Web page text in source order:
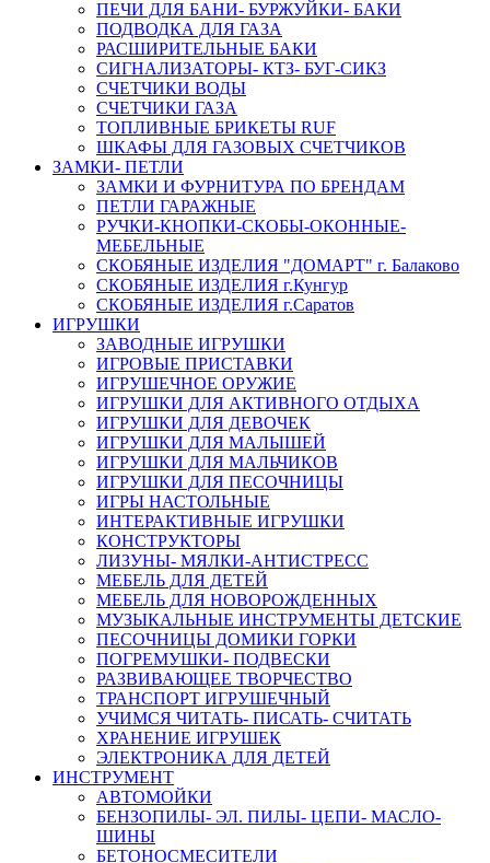
ПЕЧИ ДЛЯ БАНИ- БУРЖУЙКИ- БАКИ
ПОДВОДКА ДЛЯ ГАЗА
РАСШИРИТЕЛЬНЫЕ БАКИ
СИГНАЛИЗАТОРЫ- КТЗ- БУГ-СИКЗ
СЧЕТЧИКИ ВОДЫ
СЧЕТЧИКИ ГАЗА
ТОПЛИВНЫЕ БРИКЕТЫ RUF
ШКАФЫ ДЛЯ ГАЗОВЫХ СЧЕТЧИКОВ
ЗАМКИ- ПЕТЛИ
ЗАМКИ И ФУРНИТУРА ПО БРЕНДАМ
ПЕТЛИ ГАРАЖНЫЕ
РУЧКИ-КНОПКИ-СКОБЫ-ОКОННЫЕ-
МЕБЕЛЬНЫЕ
СКОБЯНЫЕ ИЗДЕЛИЯ "ДОМАРТ" г. Балаково
СКОБЯНЫЕ ИЗДЕЛИЯ г.Кунгур
СКОБЯНЫЕ ИЗДЕЛИЯ г.Саратов
ИГРУШКИ
ЗАВОДНЫЕ ИГРУШКИ
ИГРОВЫЕ ПРИСТАВКИ
ИГРУШЕЧНОЕ ОРУЖИЕ
ИГРУШКИ ДЛЯ АКТИВНОГО ОТДЫХА
ИГРУШКИ ДЛЯ ДЕВОЧЕК
ИГРУШКИ ДЛЯ МАЛЫШЕЙ
ИГРУШКИ ДЛЯ МАЛЬЧИКОВ
ИГРУШКИ ДЛЯ ПЕСОЧНИЦЫ
ИГРЫ НАСТОЛЬНЫЕ
ИНТЕРАКТИВНЫЕ ИГРУШКИ
КОНСТРУКТОРЫ
ЛИЗУНЫ- МЯЛКИ-АНТИСТРЕСС
МЕБЕЛЬ ДЛЯ ДЕТЕЙ
МЕБЕЛЬ ДЛЯ НОВОРОЖДЕННЫХ
МУЗЫКАЛЬНЫЕ ИНСТРУМЕНТЫ ДЕТСКИЕ
ПЕСОЧНИЦЫ ДОМИКИ ГОРКИ
ПОГРЕМУШКИ- ПОДВЕСКИ
РАЗВИВАЮЩЕЕ ТВОРЧЕСТВО
ТРАНСПОРТ ИГРУШЕЧНЫЙ
УЧИМСЯ ЧИТАТЬ- ПИСАТЬ- СЧИТАТЬ
ХРАНЕНИЕ ИГРУШЕК
ЭЛЕКТРОНИКА ДЛЯ ДЕТЕЙ
ИНСТРУМЕНТ
АВТОМОЙКИ
БЕНЗОПИЛЫ- ЭЛ. ПИЛЫ- ЦЕПИ- МАСЛО-
ШИНЫ
БЕТОНОСМЕСИТЕЛИ